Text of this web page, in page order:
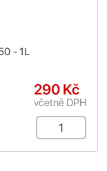
- 1L
290 Kč
včetně DPH